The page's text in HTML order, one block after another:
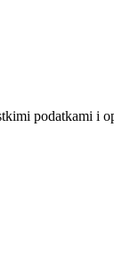
podatkami i